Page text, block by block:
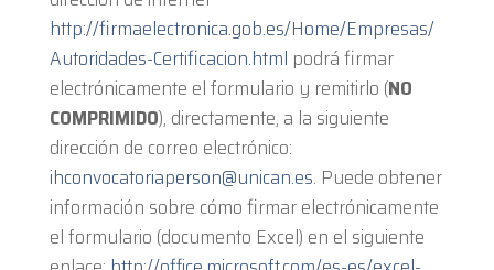
http://firmaelectronica.gob.es/Home/Empresas/
Autoridades-Certificacion.html podrá firmar
electrónicamente el formulario y remitirlo (NO
COMPRIMIDO), directamente, a la siguiente
dirección de correo electrónico:
ihconvocatoriaperson@unican.es. Puede obtener
información sobre cómo firmar electrónicamente
el formulario (documento Excel) en el siguiente